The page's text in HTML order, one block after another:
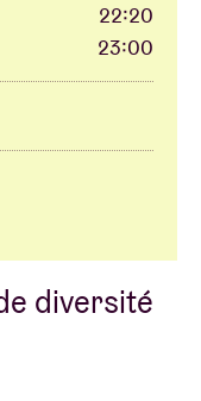
diversité
22:20
23:00